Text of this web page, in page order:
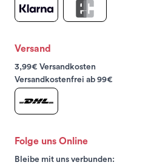
Versand
3,99€ Versandkosten
Versandkostenfrei ab 99€
Folge uns Online
Bleibe mit uns verbunden: